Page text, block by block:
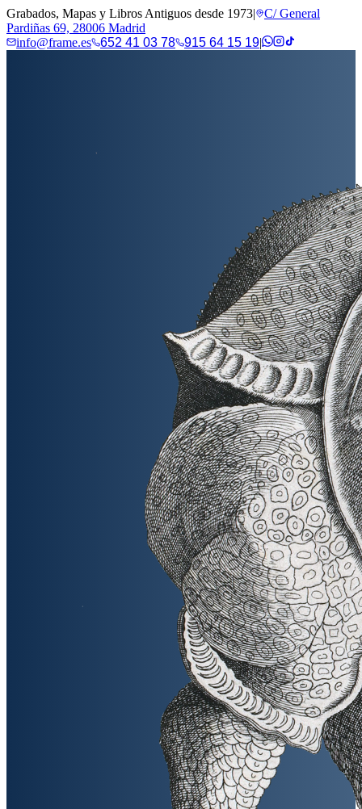
Grabados, Mapas y Libros Antiguos desde 1973|
C/ General
Pardiñas 69, 28006 Madrid
info@frame.es
652 41 03 78 915 64 15 19|